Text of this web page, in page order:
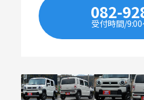
082-
受付時間/